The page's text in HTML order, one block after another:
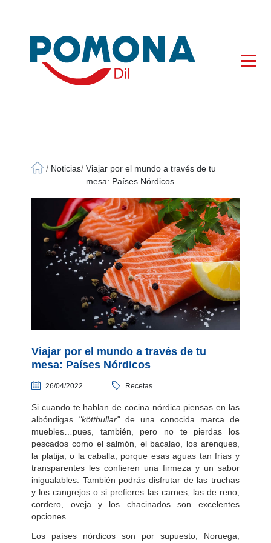
/ Noticias/ Viajar por el mundo a través de tu
mesa: Países Nórdicos
Viajar por el mundo a través de tu
mesa: Países Nórdicos
26/04/2022 Recetas
Si cuando te hablan de cocina nórdica piensas en las
albóndigas "köttbullar"de una conocida marca de
muebles…pues, también, pero no te pierdas los
pescados como el salmón, el bacalao, los arenques,
la platija, o la caballa, porque esas aguas tan frías y
transparentes les confieren una firmeza y un sabor
inigualables. También podrás disfrutar de las truchas
y los cangrejos o si prefieres las carnes, las de reno,
cordero, oveja y los chacinados son excelentes
opciones.
Los países nórdicos son por supuesto, Noruega,